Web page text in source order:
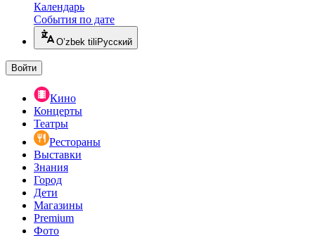
Календарь
События по дате
O’zbek tili Русский
Войти
Кино
Концерты
Театры
Рестораны
Выставки
Знания
Город
Дети
Магазины
Premium
Фото